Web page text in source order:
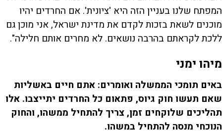
המפתח שלנו בעניין הזה היא 'ציונית'. אם החרדים יהיו
מוכנים לשאת בזכות לקדם את מדינת ישראל, אני מוכן גם
ללכת לקראתם בהרבה נושאים. לא מחרים אותם חלילה".
מיהו ימני
באים תומכי הממשלה ואומרים: אתם חיים באשליות
שאם תעשו חוק גיוס, פתאום כל החרדים יתייצבו. אלו
תהליכים שלוקחים זמן, צריך להתחיל ממשהו, והחוק
הנוכחי מנסה להתחיל במשהו.